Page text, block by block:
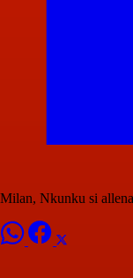
Milan, Nkunku si